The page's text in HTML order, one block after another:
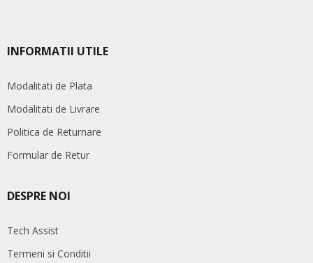
INFORMATII UTILE
Modalitati de Plata
Modalitati de Livrare
Politica de Returnare
Formular de Retur
DESPRE NOI
Tech Assist
Termeni si Conditii